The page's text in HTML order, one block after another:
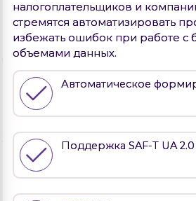
налогоплательщиков и
стремятся автоматизировать
избежать ошибок при работе с
объемами данных.
Автоматическое
Поддержка SAF-T UA 2.0